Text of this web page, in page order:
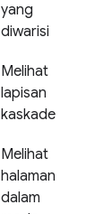
yang
diwarisi
Melihat
lapisan
kaskade
Melihat
halaman
dalam